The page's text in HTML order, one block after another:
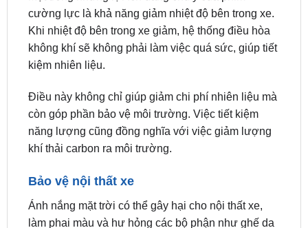
không khí sẽ không phải làm việc quá sức, giúp tiết
kiệm nhiên liệu.
Điều này không chỉ giúp giảm chi phí nhiên liệu mà
năng lượng cũng đồng nghĩa với việc giảm lượng
khí thải carbon ra môi trường.
Bảo vệ nội thất xe
làm phai màu và hư hỏng các bộ phận như ghế da
và bảng điều khiển. Phim cường lực có khả năng
chống tia UV giúp bảo vệ nội thất xe khỏi tác động